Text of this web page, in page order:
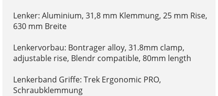
Lenker: Aluminium, 31,8 mm Klemmung, 25 mm Rise,
630 mm Breite
Lenkervorbau: Bontrager alloy, 31.8mm clamp,
adjustable rise, Blendr compatible, 80mm length
Lenkerband Griffe: Trek Ergonomic PRO,
Schraubklemmung